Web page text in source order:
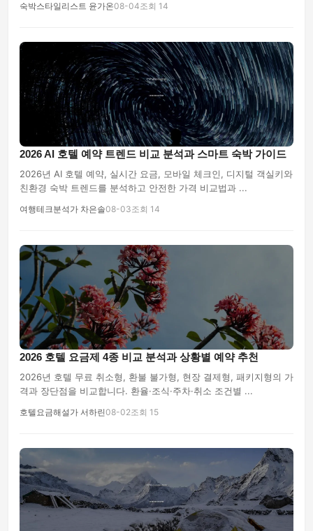
숙박스타일리스트 윤가온08-04조회 14
2026 AI 호텔 예약 트렌드 비교 분석과 스마트 숙박 가이드
2026년 AI 호텔 예약, 실시간 요금, 모바일 체크인, 디지털 객실키와
친환경 숙박 트렌드를 분석하고 안전한 가격 비교법과 ...
여행테크분석가 차은솔08-03조회 14
2026 호텔 요금제 4종 비교 분석과 상황별 예약 추천
2026년 호텔 무료 취소형, 환불 불가형, 현장 결제형, 패키지형의 가
격과 장단점을 비교합니다. 환율·조식·주차·취소 조건별 ...
호텔요금해설가 서하린08-02조회 15